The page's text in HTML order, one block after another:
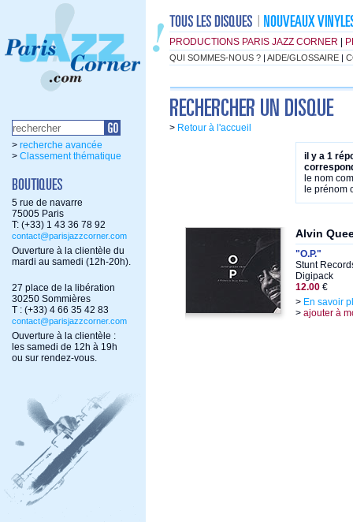
PRODUCTIONS PARIS JAZZ CORNER
QUI SOMMES-NOUS ? | AIDE/GLOSSAIRE |
> recherche avancée
> Classement thématique
5 rue de navarre
75005 Paris
T: (+33) 1 43 36 78 92
contact@parisjazzcorner.com
Ouverture à la clientèle du
mardi au samedi (12h-20h).
27 place de la libération
30250 Sommières
T : (+33) 4 66 35 42 83
contact@parisjazzcorner.com
Ouverture à la clientèle :
les samedi de 12h à 19h
ou sur rendez-vous.
> Retour à l'accueil
il y a 1
le nom
le prénom
Alvin
"O.P."
Stunt
Digipack
12.00 €
> En savoir
> ajouter à